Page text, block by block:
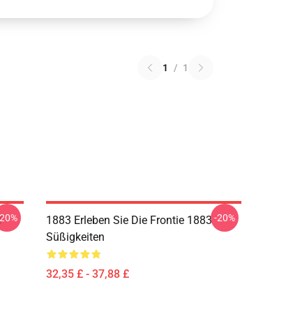
1 / 1
1883 Erleben Sie Die Frontie 1883
Süßigkeiten
32,35 £ - 37,88 £
-20%